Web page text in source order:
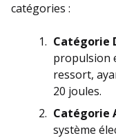
catégories :
Catégorie
propulsion
ressort,
20 joules.
Catégorie
système